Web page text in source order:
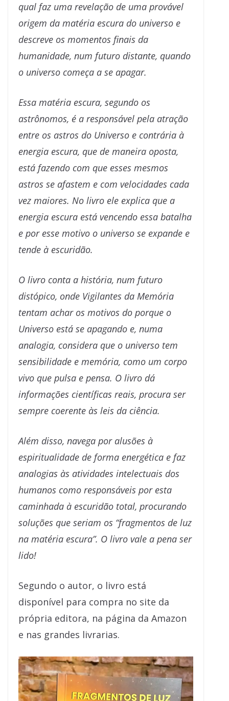
qual faz uma revelação de uma provável
origem da matéria escura do universo e
descreve os momentos finais da
humanidade, num futuro distante, quando
o universo começa a se apagar.
Essa matéria escura, segundo os
astrônomos, é a responsável pela atração
entre os astros do Universo e contrária à
energia escura, que de maneira oposta,
está fazendo com que esses mesmos
astros se afastem e com velocidades cada
vez maiores. No livro ele explica que a
energia escura está vencendo essa batalha
e por esse motivo o universo se expande e
tende à escuridão.
O livro conta a história, num futuro
distópico, onde Vigilantes da Memória
tentam achar os motivos do porque o
Universo está se apagando e, numa
analogia, considera que o universo tem
sensibilidade e memória, como um corpo
vivo que pulsa e pensa. O livro dá
informações científicas reais, procura ser
sempre coerente às leis da ciência.
Além disso, navega por alusões à
espiritualidade de forma energética e faz
analogias às atividades intelectuais dos
humanos como responsáveis por esta
caminhada à escuridão total, procurando
soluções que seriam os “fragmentos de luz
na matéria escura”. O livro vale a pena ser
lido!
Segundo o autor, o livro está
disponível para compra no site da
própria editora, na página da Amazon
e nas grandes livrarias.